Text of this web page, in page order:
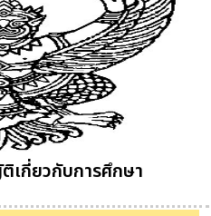
เกี่ยวกับการศึกษา